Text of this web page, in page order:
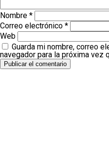
Nombre *
Correo electrónico *
Web
Guarda mi nombre, correo
navegador para la próxima vez